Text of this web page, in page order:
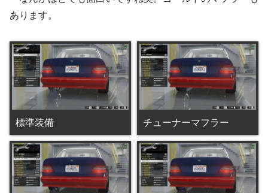
あります。
標準装備 チューナーマフラー